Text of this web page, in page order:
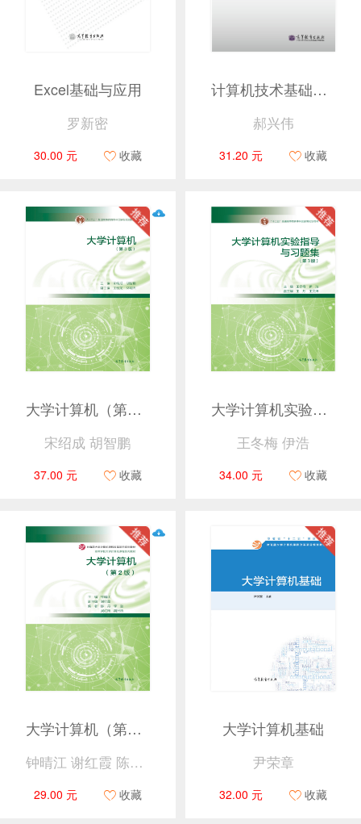
Excel基础与应用
罗新密
30.00 元 收藏
计算机技术基础（第2版）
郝兴伟
31.20 元 收藏
大学计算机（第3版）
宋绍成 胡智鹏
37.00 元 收藏
大学计算机实验指导与习题集（第3版）
王冬梅 伊浩
34.00 元 收藏
大学计算机（第2版）
钟晴江 谢红霞 陈丹 李甜 吴红梅 胡兴桥
29.00 元 收藏
大学计算机基础
尹荣章
32.00 元 收藏